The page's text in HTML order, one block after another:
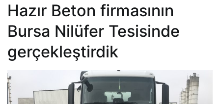
Hazır Beton firmasının
Bursa Nilüfer Tesisinde
gerçekleştirdik